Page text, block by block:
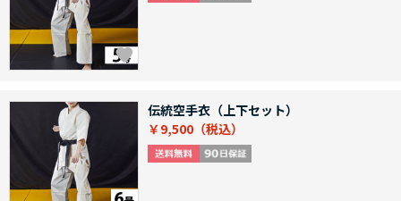
伝統空手衣（上下セット）
￥9,500